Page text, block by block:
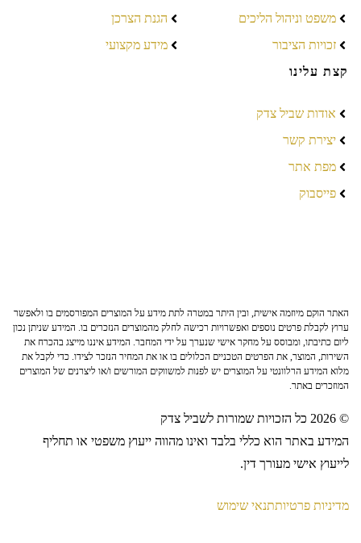
משפט וניהול הליכים
זכויות הציבור
הגנת הצרכן
מידע מקצועי
קצת עלינו
אודות שביל צדק
יצירת קשר
מפת אתר
פייסבוק
האתר הוקם מיוזמה אישית, ובין היתר במטרה לתת מידע על המוצרים המפורסמים בו ולאפשר
ערוץ לקבלת פרטים נוספים ואפשרויות רכישה לחלק מהמוצרים הנזכרים בו. המידע שניתן נכון
ליום כתיבתו, ומבוסס על מחקר אישי שנערך על ידי המחבר. המידע איננו מייצג בהכרח את
השירות, המוצר, את הפרטים הטכניים הכלולים בו או את המחיר הנזכר לצידו. כדי לקבל את
מלוא המידע הרלוונטי על המוצרים יש לפנות למשווקים המורשים ו/או ליצרנים של המוצרים
המוזכרים באתר.
© 2026 כל הזכויות שמורות לשביל צדק
המידע באתר הוא כללי בלבד ואינו מהווה ייעוץ משפטי או תחליף
לייעוץ אישי מעורך דין.
מדיניות פרטיותתנאי שימוש